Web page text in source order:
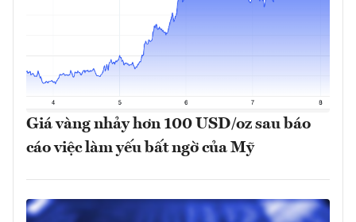
Giá vàng nhảy hơn 100 USD/oz sau báo
cáo việc làm yếu bất ngờ của Mỹ